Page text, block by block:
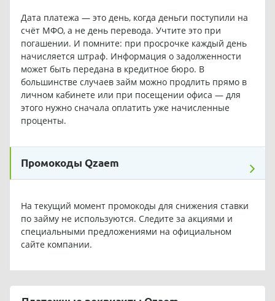
Дата платежа — это день, когда деньги поступили на
счёт МФО, а не день перевода. Учтите это при
погашении. И помните: при просрочке каждый день
начисляется штраф. Информация о задолженности
может быть передана в кредитное бюро. В
большинстве случаев займ можно продлить прямо в
личном кабинете или при посещении офиса — для
этого нужно сначала оплатить уже начисленные
проценты.
Промокоды Qzaem
На текущий момент промокоды для снижения ставки
по займу не используются. Следите за акциями и
специальными предложениями на официальном
сайте компании.